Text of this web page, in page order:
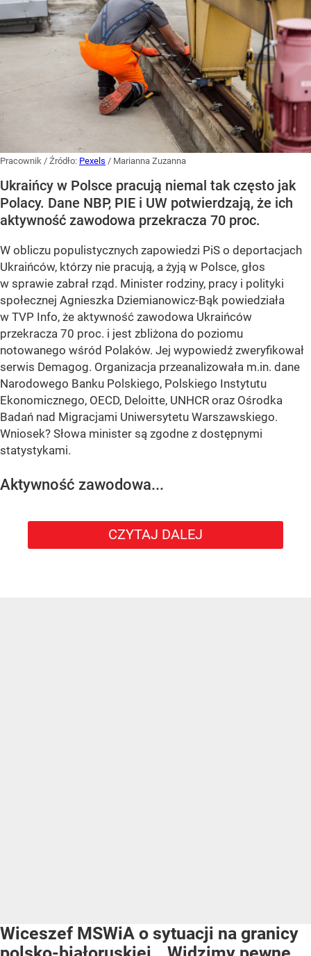
Pracownik / Źródło: Pexels / Marianna Zuzanna
Ukraińcy w Polsce pracują niemal tak często jak
Polacy. Dane NBP, PIE i UW potwierdzają, że ich
aktywność zawodowa przekracza 70 proc.
W obliczu populistycznych zapowiedzi PiS o deportacjach
Ukraińców, którzy nie pracują, a żyją w Polsce, głos
w sprawie zabrał rząd. Minister rodziny, pracy i polityki
społecznej Agnieszka Dziemianowicz-Bąk powiedziała
w TVP Info, że aktywność zawodowa Ukraińców
przekracza 70 proc. i jest zbliżona do poziomu
notowanego wśród Polaków. Jej wypowiedź zweryfikował
serwis Demagog. Organizacja przeanalizowała m.in. dane
Narodowego Banku Polskiego, Polskiego Instytutu
Ekonomicznego, OECD, Deloitte, UNHCR oraz Ośrodka
Badań nad Migracjami Uniwersytetu Warszawskiego.
Wniosek? Słowa minister są zgodne z dostępnymi
statystykami.
Aktywność zawodowa...
CZYTAJ DALEJ
Wiceszef MSWiA o sytuacji na granicy